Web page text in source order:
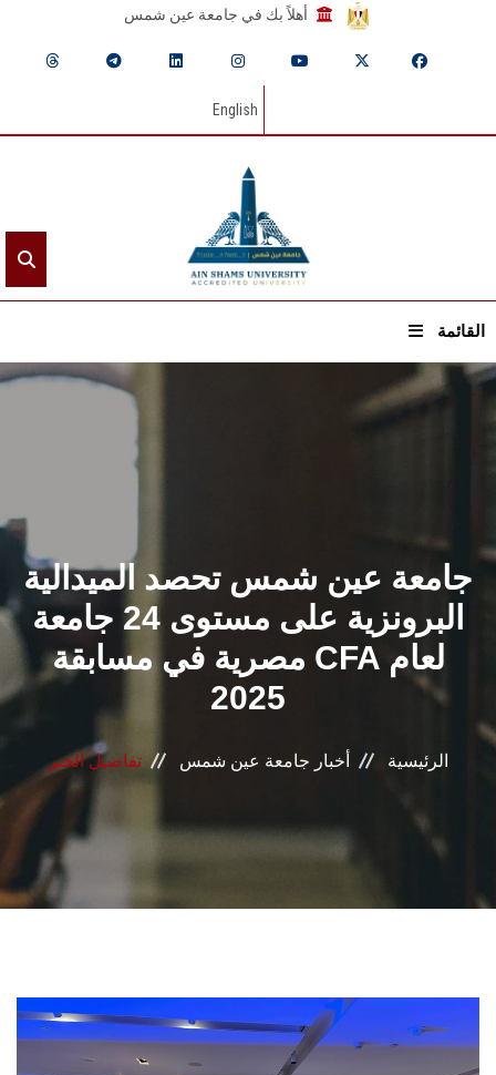
أهلاً بك في جامعة عين شمس
English
القائمة
القطاعـات
الشئون الأكاديمية
البحث العلمي
الرعاية الصحية
المراكز والوحدات
الأنظمة الذكية
الإعلام
الطلاب
هيئة التدريس
جامعة عين شمس تحصد الميدالية
البرونزية على مستوى 24 جامعة
مصرية في مسابقة CFA لعام
2025
الرئيسية أخبار جامعة عين شمس تفاصيل الخبر